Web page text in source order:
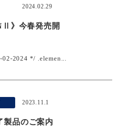
2024.02.29
》今春発売開
2024 */ .elemen...
2023.11.1
製品のご案内